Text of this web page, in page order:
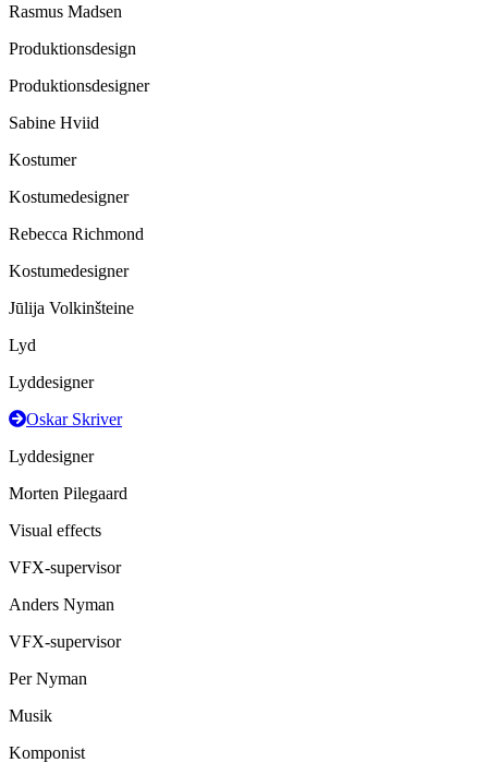
Rasmus Madsen
Produktionsdesign
Produktionsdesigner
Sabine Hviid
Kostumer
Kostumedesigner
Rebecca Richmond
Kostumedesigner
Jūlija Volkinšteine
Lyd
Lyddesigner
Oskar Skriver
Lyddesigner
Morten Pilegaard
Visual effects
VFX-supervisor
Anders Nyman
VFX-supervisor
Per Nyman
Musik
Komponist